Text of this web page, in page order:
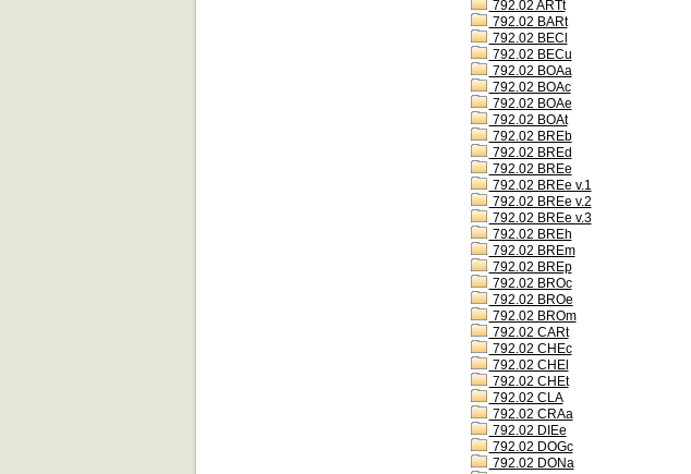
792.02 ARTt
792.02 BARt
792.02 BECl
792.02 BECu
792.02 BOAa
792.02 BOAc
792.02 BOAe
792.02 BOAt
792.02 BREb
792.02 BREd
792.02 BREe
792.02 BREe v.1
792.02 BREe v.2
792.02 BREe v.3
792.02 BREh
792.02 BREm
792.02 BREp
792.02 BROc
792.02 BROe
792.02 BROm
792.02 CARt
792.02 CHEc
792.02 CHEl
792.02 CHEt
792.02 CLA
792.02 CRAa
792.02 DIEe
792.02 DOGc
792.02 DONa